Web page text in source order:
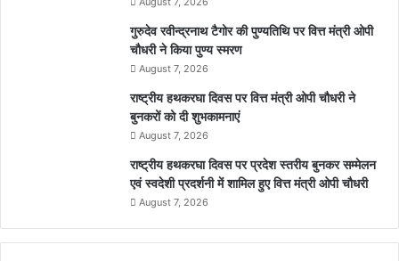
गुरुदेव रवीन्द्रनाथ टैगोर की पुण्यतिथि पर वित्त मंत्री ओपी
चौधरी ने किया पुण्य स्मरण
August 7, 2026
राष्ट्रीय हथकरघा दिवस पर वित्त मंत्री ओपी चौधरी ने
बुनकरों को दी शुभकामनाएं
August 7, 2026
राष्ट्रीय हथकरघा दिवस पर प्रदेश स्तरीय बुनकर सम्मेलन
एवं स्वदेशी प्रदर्शनी में शामिल हुए वित्त मंत्री ओपी चौधरी
August 7, 2026